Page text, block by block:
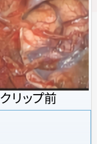
クリップ前